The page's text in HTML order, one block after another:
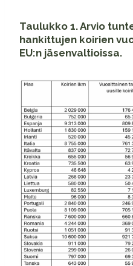
Taulukko 1. Arvio
hankittujen koirien
EU:n jäsenvaltioissa.